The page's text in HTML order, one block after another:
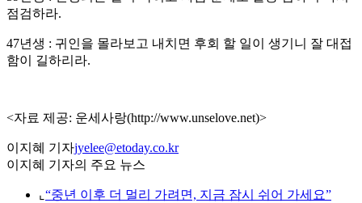
점검하라.
47년생 : 귀인을 몰라보고 내치면 후회 할 일이 생기니 잘 대접
함이 길하리라.
<자료 제공: 운세사랑(http://www.unselove.net)>
이지혜 기자jyelee@etoday.co.kr
이지혜 기자의 주요 뉴스
⌞ “중년 이후 더 멀리 가려면, 지금 잠시 쉬어 가세요”